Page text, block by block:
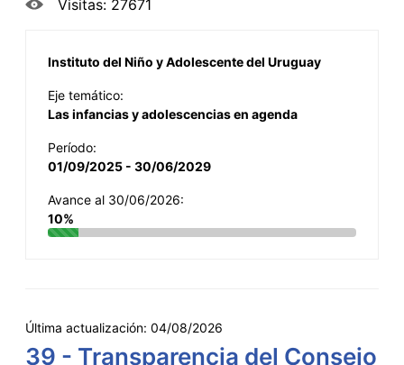
Visitas: 27671
Instituto del Niño y Adolescente del Uruguay
Eje temático:
Las infancias y adolescencias en agenda
Período:
01/09/2025 - 30/06/2029
Avance al 30/06/2026:
10%
Última actualización: 04/08/2026
39 - Transparencia del Consejo